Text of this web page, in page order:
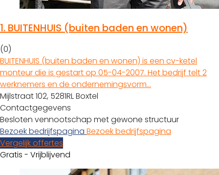
1. BUITENHUIS (buiten baden en wonen)
(0)
BUITENHUIS (buiten baden en wonen) is een cv-ketel
monteur die is gestart op 05-04-2007. Het bedrijf telt 2
werknemers en de ondernemingsvorm…
Mijlstraat 102, 5281RL Boxtel
Contactgegevens
Besloten vennootschap met gewone structuur
Bezoek bedrijfspagina Bezoek bedrijfspagina
Vergelijk offertes
Gratis - Vrijblijvend